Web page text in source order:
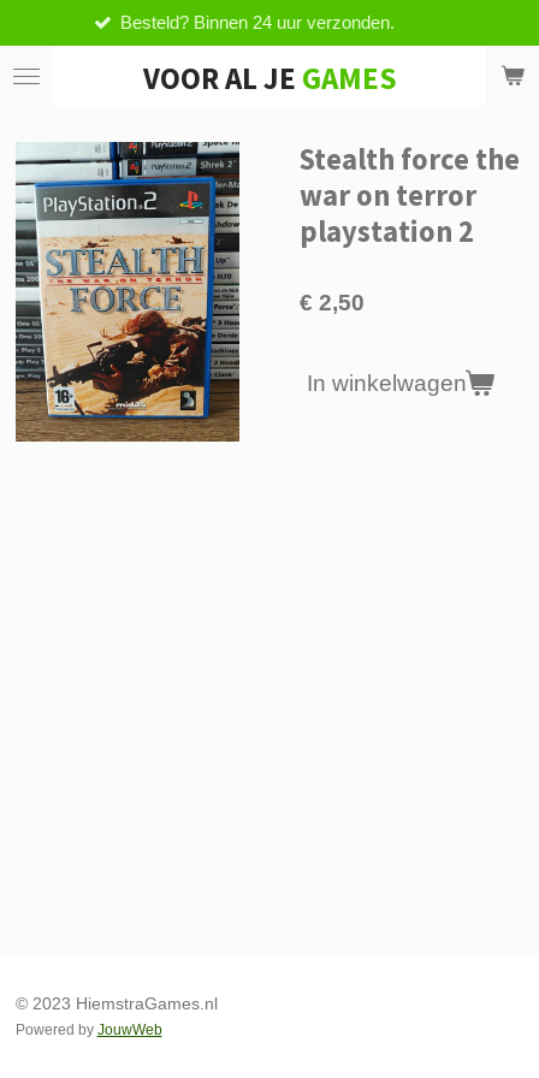
direct
naar
VOOR AL JE GAMES
Binnen 24 uur verzonden.
Stealth force the
war on terror
playstation 2
€ 2,50
In winkelwagen
© 2023 HiemstraGames.nl
Powered by JouwWeb